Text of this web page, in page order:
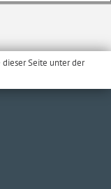
Seite unter der